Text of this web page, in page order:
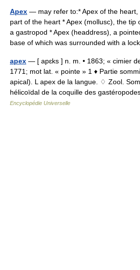
Apex — may refer to:* Apex of the heart,
part of the heart * Apex (mollusc), the tip
a gastropod * Apex (headdress), a
base of which was surrounded with a
apex — [ apɛks ] n. m. • 1863; « cimier
1771; mot lat. « pointe » 1 ♦ Partie
apical). L apex de la langue. ♢ Zool.
hélicoïdal de la coquille des
Encyclopédie Universelle